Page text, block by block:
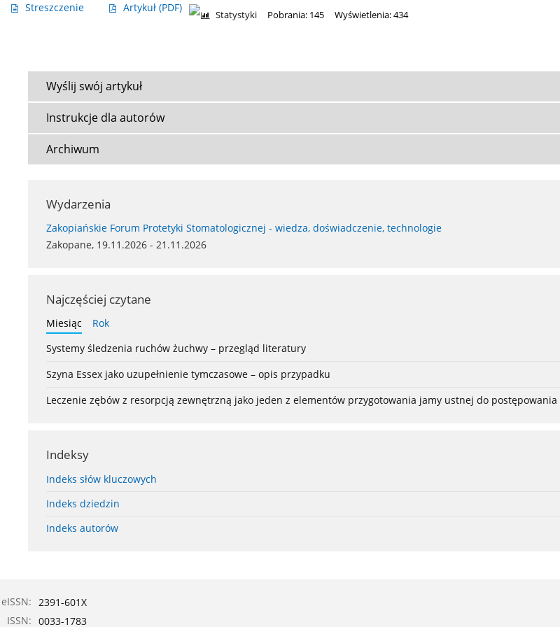
Streszczenie Artykuł (PDF)
Statystyki Pobrania: 145 Wyświetlenia: 434
Wyślij swój artykuł
Instrukcje dla autorów
Archiwum
Wydarzenia
Zakopiańskie Forum Protetyki Stomatologicznej - wiedza, doświadczenie, technologie
Zakopane, 19.11.2026 - 21.11.2026
Najczęściej czytane
Miesiąc
Rok
Systemy śledzenia ruchów żuchwy – przegląd literatury
Szyna Essex jako uzupełnienie tymczasowe – opis przypadku
Leczenie zębów z resorpcją zewnętrzną jako jeden z elementów przygotowania jamy ustnej do
Indeksy
Indeks słów kluczowych
Indeks dziedzin
Indeks autorów
eISSN: 2391-601X
ISSN: 0033-1783